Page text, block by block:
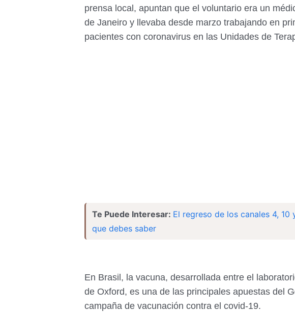
prensa local, apuntan que el voluntario era un
de Janeiro y llevaba desde marzo trabajando en
pacientes con coronavirus en las Unidades de
Te Puede Interesar: El regreso de los canales 4,
que debes saber
En Brasil, la vacuna, desarrollada entre el
de Oxford, es una de las principales apuestas del
campaña de vacunación contra el covid-19.